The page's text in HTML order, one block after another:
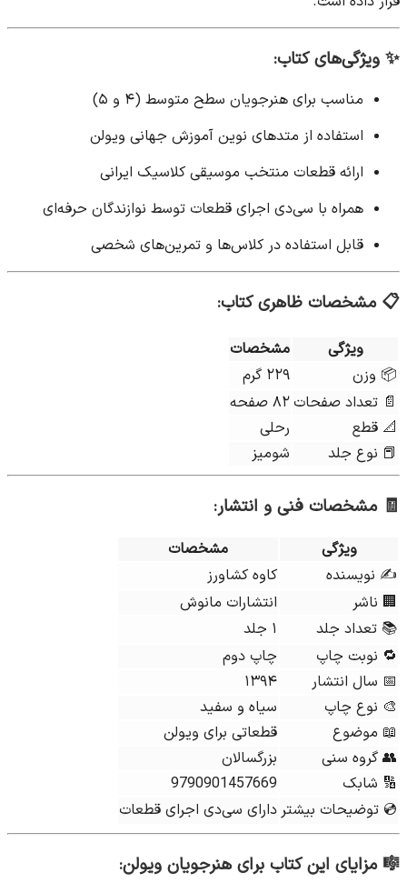
✨ ویژگی‌های کتاب:
مناسب برای هنرجویان سطح متوسط (۴ و ۵)
استفاده از متدهای نوین آموزش جهانی ویولن
ارائه قطعات منتخب موسیقی کلاسیک ایرانی
همراه با سی‌دی اجرای قطعات توسط نوازندگان حرفه‌ای
قابل استفاده در کلاس‌ها و تمرین‌های شخصی
📋مشخصات ظاهری کتاب:
ویژگی
مشخصات
📦 وزن
۲۲۹ گرم
📄 تعداد صفحات ۸۲ صفحه
📐 قطع
رحلی
📕 نوع جلد
شومیز
🧾مشخصات فنی و انتشار:
ویژگی
مشخصات
✍ نویسنده
کاوه کشاورز
🏢 ناشر
انتشارات مانوش
📚 تعداد جلد
۱ جلد
🔁 نوبت چاپ
چاپ دوم
📅 سال انتشار
۱۳۹۴
🎨 نوع چاپ
سیاه‌ و سفید
📖 موضوع
قطعاتی برای ویولن
👥 گروه سنی
بزرگسالان
🔢 شابک
9790901457669
💿 توضیحات بیشتر دارای سی‌دی اجرای قطعات
🎼مزایای این کتاب برای هنرجویان ویولن: